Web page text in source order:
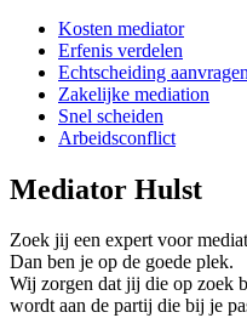
Kosten mediator
Erfenis verdelen
Echtscheiding aanvragen
Zakelijke mediation
Snel scheiden
Arbeidsconflict
Mediator Hulst
Zoek jij een expert voor
Dan ben je op de goede plek.
Wij zorgen dat jij die op zoek
wordt aan de partij die bij je